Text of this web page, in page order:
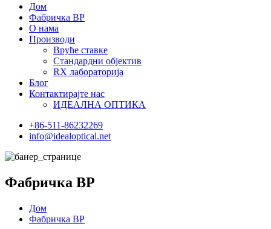
Дом
Фабричка ВР
О нама
Производи
Вруће ставке
Стандардни објектив
RX лабораторија
Блог
Контактирајте нас
ИДЕАЛНА ОПТИКА
+86-511-86232269
info@idealoptical.net
Фабричка ВР
Дом
Фабричка ВР